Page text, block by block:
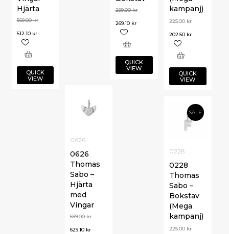
kampanj)
225.00 kr
202.50 kr
QUICK
VIEW
Hjärta
569.00kr
512.10 kr
QUICK
VIEW
299.00kr
269.10 kr
QUICK
VIEW
0626
0626
Thomas
Sabo –
Hjärta
med
Vingar
699.00kr
629.10 kr
SALE
0228
0228
Thomas
Sabo –
Bokstav
(Mega
kampanj)
225.00 kr